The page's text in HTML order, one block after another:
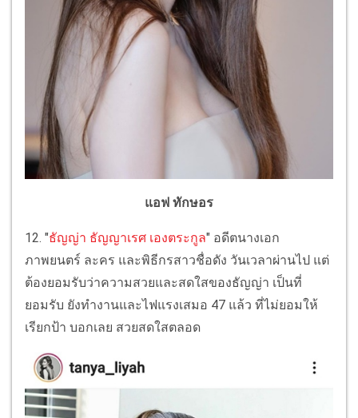
แอฟ ทักษอร
12. "ธัญญ่า ธัญญาเรศ เองตระกูล" อดีตนางเอก
ภาพยนตร์ ละคร และพิธีกรสาวชื่อดัง วันเวลาผ่านไป แต่
ต้องยอมรับว่าความสวยและสดใสของธัญญ่า เป็นที่
ยอมรับ ยังทำงานและไฟแรงเสมอ 47 แล้ว ที่ไม่ยอมให้
เรียกป้า บอกเลย สวยสดใสตลอด